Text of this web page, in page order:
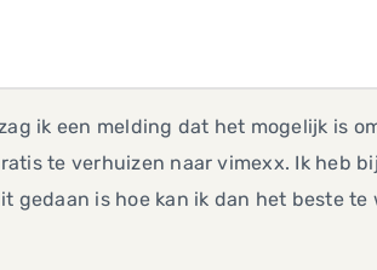
ik een melding dat het mogelijk is
te verhuizen naar vimexx. Ik heb
gedaan is hoe kan ik dan het beste te